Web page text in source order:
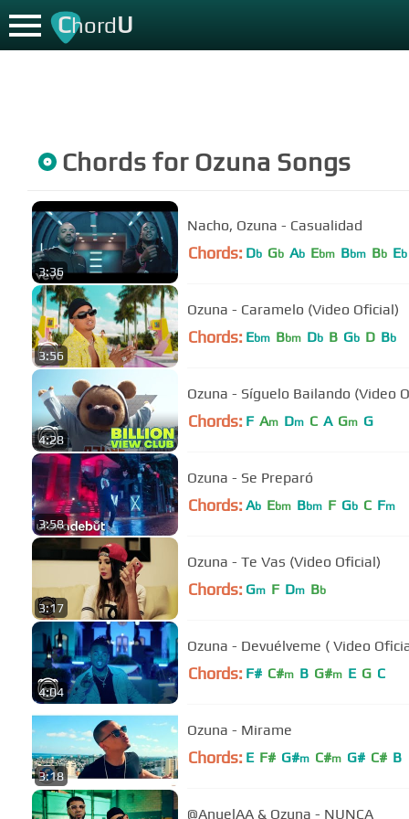
ChordU
Chords for Ozuna Songs
3:36
Nacho, Ozuna - Casualidad
Chords: Db Gb Ab Ebm Bbm Bb Eb
3:56
Ozuna - Caramelo (Video Oficial)
Chords: Ebm Bbm Db B Gb D Bb
4:28
Ozuna - Síguelo Bailando (Video
Chords: F Am Dm C A Gm G
3:58
Ozuna - Se Preparó
Chords: Ab Ebm Bbm F Gb C Fm
3:17
Ozuna - Te Vas (Video Oficial)
Chords: Gm F Dm Bb
4:04
Ozuna - Devuélveme ( Video
Chords: F# C#m B G#m E G C
3:18
Ozuna - Mirame
Chords: E F# G#m C#m G# C# B
@AnuelAA & Ozuna - NUNCA